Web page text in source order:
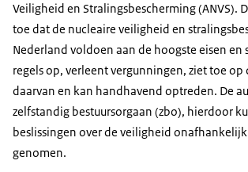
Veiligheid en Stralingsbescherming (ANVS).
toe dat de nucleaire veiligheid en
Nederland voldoen aan de hoogste eisen en
regels op, verleent vergunningen, ziet toe op
daarvan en kan handhavend optreden. De
zelfstandig bestuursorgaan (zbo), hierdoor
beslissingen over de veiligheid
genomen.